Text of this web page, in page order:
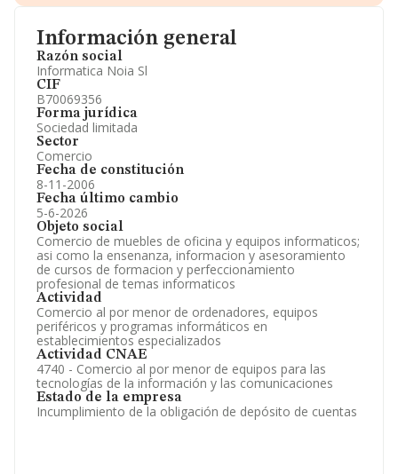
Información general
Razón social
Informatica Noia Sl
CIF
B70069356
Forma jurídica
Sociedad limitada
Sector
Comercio
Fecha de constitución
8-11-2006
Fecha último cambio
5-6-2026
Objeto social
Comercio de muebles de oficina y equipos informaticos;
asi como la ensenanza, informacion y asesoramiento
de cursos de formacion y perfeccionamiento
profesional de temas informaticos
Actividad
Comercio al por menor de ordenadores, equipos
periféricos y programas informáticos en
establecimientos especializados
Actividad CNAE
4740 - Comercio al por menor de equipos para las
tecnologías de la información y las comunicaciones
Estado de la empresa
Incumplimiento de la obligación de depósito de cuentas
Información oficial y registral complementaria.